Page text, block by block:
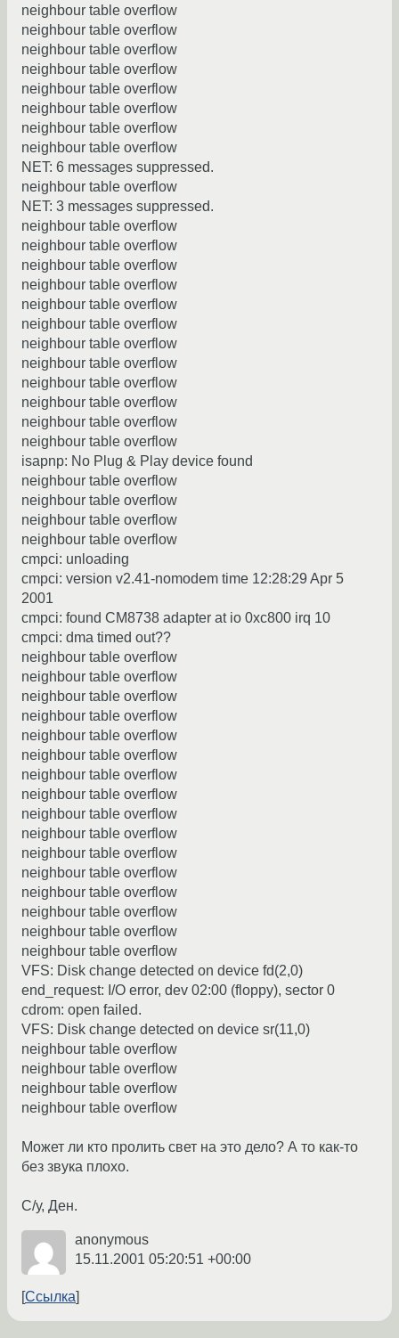
neighbour table overflow
neighbour table overflow
neighbour table overflow
neighbour table overflow
neighbour table overflow
neighbour table overflow
neighbour table overflow
neighbour table overflow
NET: 6 messages suppressed.
neighbour table overflow
NET: 3 messages suppressed.
neighbour table overflow
neighbour table overflow
neighbour table overflow
neighbour table overflow
neighbour table overflow
neighbour table overflow
neighbour table overflow
neighbour table overflow
neighbour table overflow
neighbour table overflow
neighbour table overflow
neighbour table overflow
isapnp: No Plug & Play device found
neighbour table overflow
neighbour table overflow
neighbour table overflow
neighbour table overflow
cmpci: unloading
cmpci: version v2.41-nomodem time 12:28:29 Apr 5
2001
cmpci: found CM8738 adapter at io 0xc800 irq 10
cmpci: dma timed out??
neighbour table overflow
neighbour table overflow
neighbour table overflow
neighbour table overflow
neighbour table overflow
neighbour table overflow
neighbour table overflow
neighbour table overflow
neighbour table overflow
neighbour table overflow
neighbour table overflow
neighbour table overflow
neighbour table overflow
neighbour table overflow
neighbour table overflow
neighbour table overflow
VFS: Disk change detected on device fd(2,0)
end_request: I/O error, dev 02:00 (floppy), sector 0
cdrom: open failed.
VFS: Disk change detected on device sr(11,0)
neighbour table overflow
neighbour table overflow
neighbour table overflow
neighbour table overflow
Может ли кто пролить свет на это дело? А то как-то
без звука плохо.
С/у, Ден.
anonymous
15.11.2001 05:20:51 +00:00
Ссылка